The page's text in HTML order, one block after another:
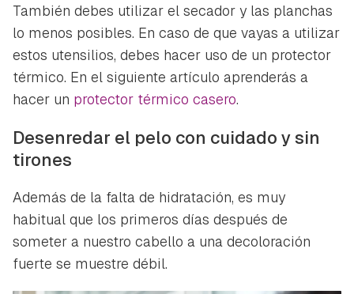
También debes utilizar el secador y las planchas
lo menos posibles. En caso de que vayas a utilizar
estos utensilios, debes hacer uso de un protector
térmico. En el siguiente artículo aprenderás a
hacer un protector térmico casero.
Desenredar el pelo con cuidado y sin
tirones
Además de la falta de hidratación, es muy
habitual que los primeros días después de
someter a nuestro cabello a una decoloración
fuerte se muestre débil.